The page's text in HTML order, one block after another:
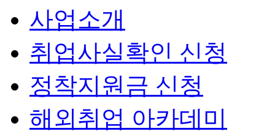
사업소개
취업사실확인 신청
정착지원금 신청
해외취업 아카데미